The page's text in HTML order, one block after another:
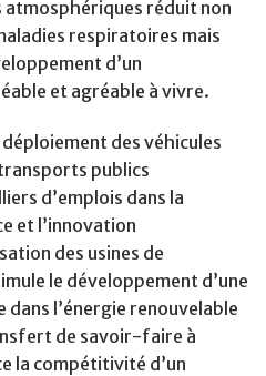
réduit non
respiratoires mais
d’un
et agréable à vivre.
des véhicules
publics
d’emplois dans la
et l’innovation
des usines de
le développement d’une
l’énergie renouvelable
de savoir-faire à
la compétitivité d’un